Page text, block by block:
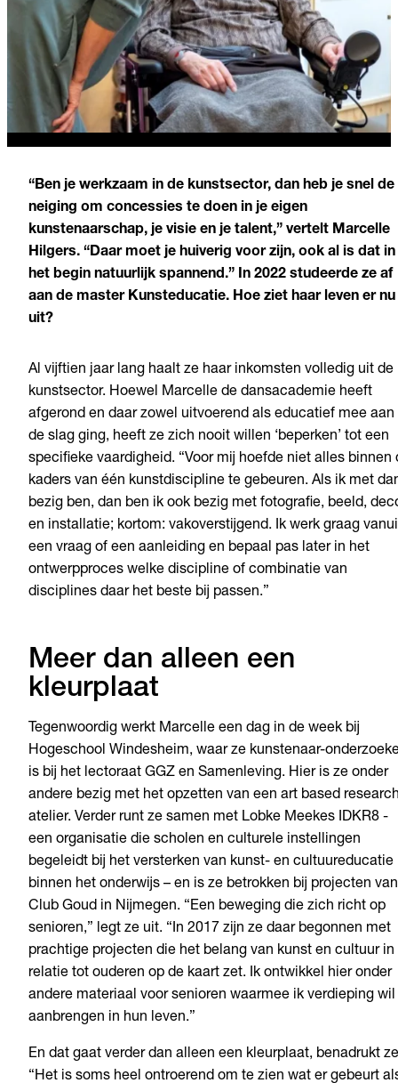
“Ben je werkzaam in de kunstsector, dan heb je snel de
neiging om concessies te doen in je eigen
kunstenaarschap, je visie en je talent,” vertelt Marcelle
Hilgers. “Daar moet je huiverig voor zijn, ook al is dat in
het begin natuurlijk spannend.” In 2022 studeerde ze af
aan de master Kunsteducatie. Hoe ziet haar leven er nu
uit?
Al vijftien jaar lang haalt ze haar inkomsten volledig uit de
kunstsector. Hoewel Marcelle de dansacademie heeft
afgerond en daar zowel uitvoerend als educatief mee aan
de slag ging, heeft ze zich nooit willen ‘beperken’ tot een
specifieke vaardigheid. “Voor mij hoefde niet alles binnen
kaders van één kunstdiscipline te gebeuren. Als ik met
bezig ben, dan ben ik ook bezig met fotografie, beeld,
en installatie; kortom: vakoverstijgend. Ik werk graag
een vraag of een aanleiding en bepaal pas later in het
ontwerpproces welke discipline of combinatie van
disciplines daar het beste bij passen.”
Meer dan alleen een
kleurplaat
Tegenwoordig werkt Marcelle een dag in de week bij
Hogeschool Windesheim, waar ze kunstenaar-
is bij het lectoraat GGZ en Samenleving. Hier is ze onder
andere bezig met het opzetten van een art based
atelier. Verder runt ze samen met Lobke Meekes IDKR8 -
een organisatie die scholen en culturele instellingen
begeleidt bij het versterken van kunst- en cultuureducatie
binnen het onderwijs – en is ze betrokken bij projecten van
Club Goud in Nijmegen. “Een beweging die zich richt op
senioren,” legt ze uit. “In 2017 zijn ze daar begonnen met
prachtige projecten die het belang van kunst en cultuur in
relatie tot ouderen op de kaart zet. Ik ontwikkel hier onder
andere materiaal voor senioren waarmee ik verdieping wil
aanbrengen in hun leven.”
En dat gaat verder dan alleen een kleurplaat, benadrukt
“Het is soms heel ontroerend om te zien wat er gebeurt